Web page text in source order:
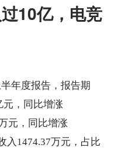
10亿，电竞
年度报告，报告期
元，同比增涨
元，同比增涨
入1474.37万元，占比